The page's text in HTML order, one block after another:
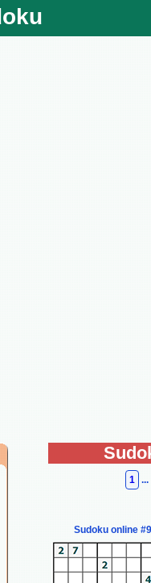
1 ...
Sudoku online